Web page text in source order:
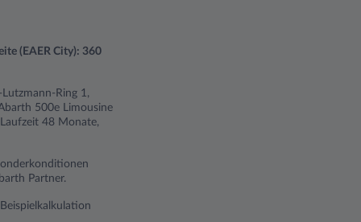
(EAER City): 360
Ring 1,
500e Limousine
48 Monate,
Partner.